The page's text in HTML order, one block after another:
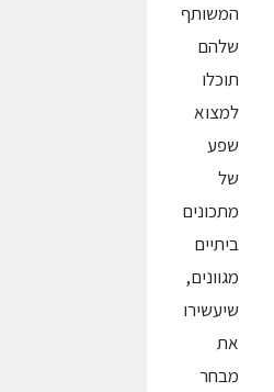
המשותף
שלהם
תוכלו
למצוא
שפע
של
מתכונים
ביתיים
מגוונים,
שיעשירו
את
מבחר